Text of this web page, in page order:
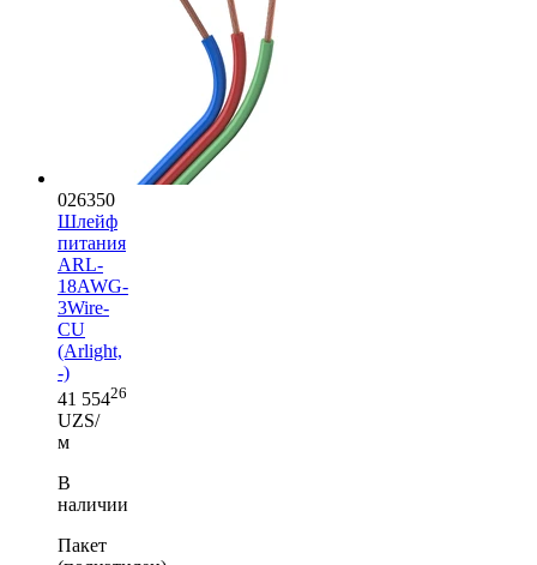
026350
Шлейф
питания
ARL-
18AWG-
3Wire-
CU
(Arlight,
-)
41 55426
UZS/
м
В
наличии
Пакет